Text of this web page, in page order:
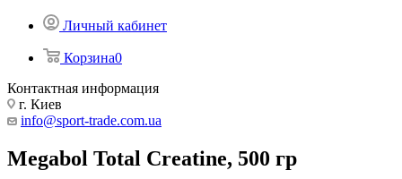
Личный кабинет
Корзина0
Контактная информация
г. Киев
info@sport-trade.com.ua
Megabol Total Creatine, 500 гр